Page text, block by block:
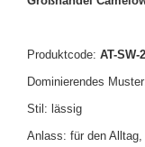
Produktcode: AT-SW-
Dominierendes
Stil: lässig
Anlass: für den